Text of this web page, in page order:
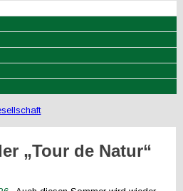
„Tour de Natur“